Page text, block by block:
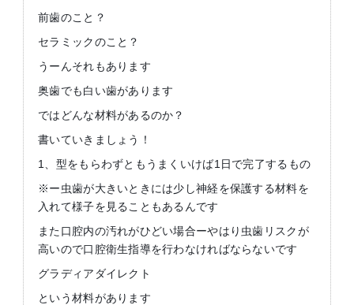
前歯のこと？
セラミックのこと？
うーんそれもあります
奥歯でも白い歯があります
ではどんな材料があるのか？
書いていきましょう！
1、型をもらわずともうまくいけば1日で完了するもの
※ー虫歯が大きいときには少し神経を保護する材料を
入れて様子を見ることもあるんです
また口腔内の汚れがひどい場合ーやはり虫歯リスクが
高いので口腔衛生指導を行わなければならないです
グラディアダイレクト
という材料があります